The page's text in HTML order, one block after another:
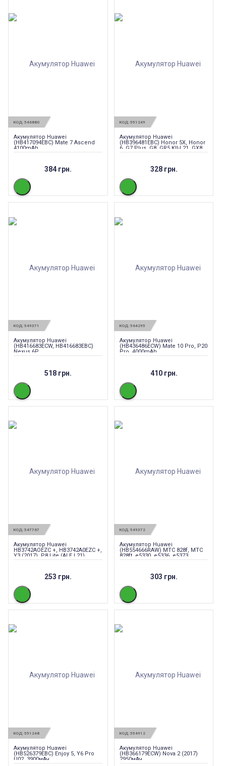
КОД: 546880
Акумулятор Huawei
(HB417094EBC) Mate 7 Ascend
4100mAh
384 грн.
КОД: 551249
Акумулятор Huawei
(HB396481EBC) Honor 5X, Honor
6, G7 Plus, G8, GR5 KII-L21, GX8,
Y6 2, Honor 5A LYO-L21, H60-L02
328 грн.
КОД: 549371
Акумулятор Huawei
(HB416683ECW, HB416683EBC)
Nexus 6P
518 грн.
КОД: 564295
Акумулятор Huawei
(HB436486ECW) Mate 10 Pro, P20
Pro, 4000mAh
410 грн.
КОД: 547767
Акумулятор Huawei
HB3742AOEZC +, HB3742A0EZC +,
Y3 (2017), P8 Lite (ALE L21)
2200mAh
253 грн.
КОД: 549372
Акумулятор Huawei
(HB554666RAW) МТС 828f, МТС
828ft, e5330, e5336, e5373,
e5735, e5372
303 грн.
КОД: 551248
Акумулятор Huawei
(HB526379EBC) Enjoy 5, Y6 Pro
U02, 3900мАч
КОД: 554912
Акумулятор Huawei
(HB366179ECW) Nova 2 (2017)
2950мАч